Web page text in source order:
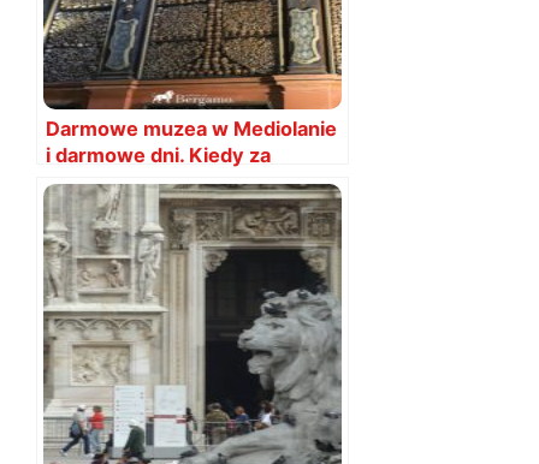
Darmowe muzea w Mediolanie
i darmowe dni. Kiedy za
darmo?